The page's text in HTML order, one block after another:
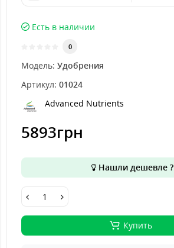
Есть в наличии
0
Модель: Удобрения
Артикул: 01024
Advanced Nutrients
5893грн
Нашли дешевле ?
Купить